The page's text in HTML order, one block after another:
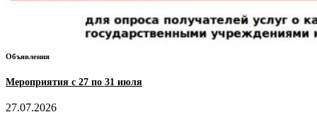
Объявления
Мероприятия с 27 по 31 июля
27.07.2026